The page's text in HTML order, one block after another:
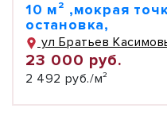
10 м² ,мокрая
остановка,
ул Братьев
23 000 руб.
2 492 руб./м²